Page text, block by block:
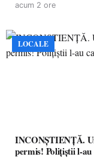
acum 2 ore
LOCALE
INCONȘTIENȚĂ.
permis! Polițiștii l-